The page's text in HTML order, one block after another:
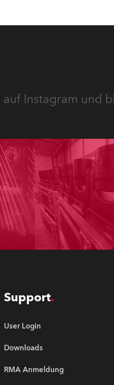
auf Instagram und
Support
User Login
Downloads
RMA Anmeldung